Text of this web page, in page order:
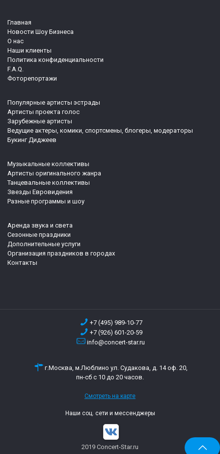
Главная
Новости Шоу Бизнеса
О нас
Наши клиенты
Политика конфиденциальности
F.A.Q.
Фоторепортажи
Популярные артисты эстрады
Артисты проекта голос
Зарубежные артисты
Ведущие актеры, комики, спортсмены, блогеры, модераторы
Букинг Диджеев
Музыкальные коллективы
Артисты оригинального жанра
Танцевальные коллективы
Звезды Евровидения
Разные программы и шоу
Аренда звука и света
Сезонные праздники
Дополнительные услуги
Организация праздников в городах
Контакты
+7 (495) 989-10-77
+7 (926) 601-20-59
info@concert-star.ru
г.Москва, м.Люблино ул. Судакова, д. 14 оф. 20,
пн-сб с 10 до 20 часов.
Смотреть на карте
Наши соц. сети и мессенджеры
2019 Concert-Star.ru